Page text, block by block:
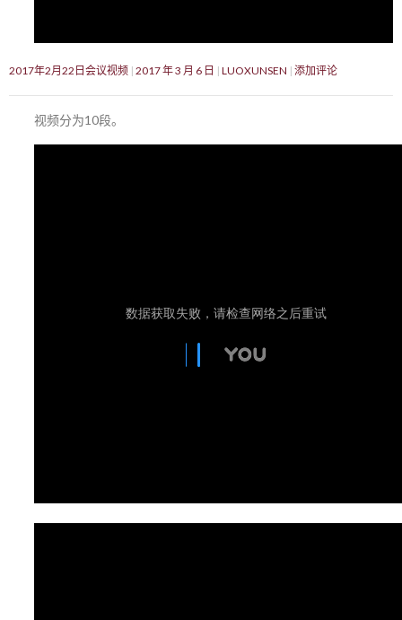
2017年2月22日会议视频 2017 年 3 月 6 日 LUOXUNSEN 添加评论
视频分为10段。